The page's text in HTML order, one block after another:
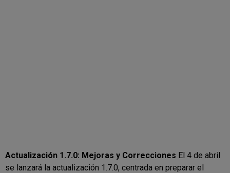
Actualización 1.7.0: Mejoras y Correcciones El 4 de abril
se lanzará la actualización 1.7.0, centrada en preparar el